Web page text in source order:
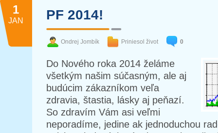
1
JAN PF 2014!
Ondrej Jombík Priniesol život 0
Do Nového roka 2014 želáme
všetkým našim súčasným, ale aj
budúcim zákazníkom veľa
zdravia, štastia, lásky aj peňazí.
So zdravím Vám asi veľmi
neporadíme, jedine ak jednoduchou